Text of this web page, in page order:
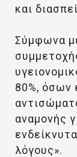
και
Σύμφωνα
80%, όσων
αναμονής
λόγους».